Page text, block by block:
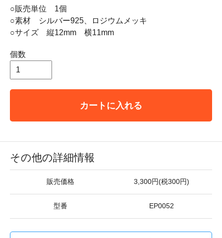
○販売単位 1個
○素材 シルバー925、ロジウムメッキ
○サイズ 縦12mm 横11mm
個数
カートに入れる
その他の詳細情報
販売価格 3,300円(税300円)
型番 EP0052